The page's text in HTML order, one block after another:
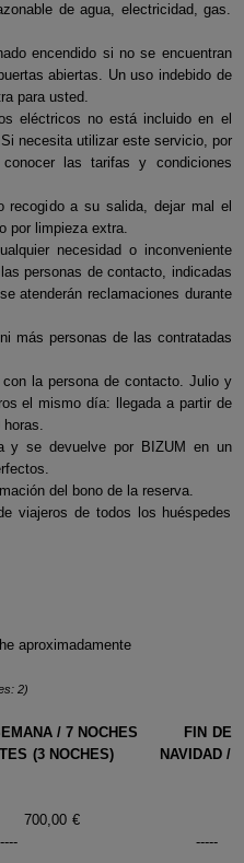
de agua, electricidad, gas.
encendido si no se encuentran
abiertas. Un uso indebido de
para usted.
eléctricos no está incluido en el
necesita utilizar este servicio, por
las tarifas y condiciones
recogido a su salida, dejar mal el
por limpieza extra.
necesidad o inconveniente
personas de contacto, indicadas
atenderán reclamaciones durante
más personas de las contratadas
la persona de contacto. Julio y
el mismo día: llegada a partir de
horas.
y se devuelve por BIZUM en un
del bono de la reserva.
viajeros de todos los huéspedes
aproximadamente
2)
/ 7 NOCHES FIN DE
(3 NOCHES) NAVIDAD /
700,00 €
----- -----